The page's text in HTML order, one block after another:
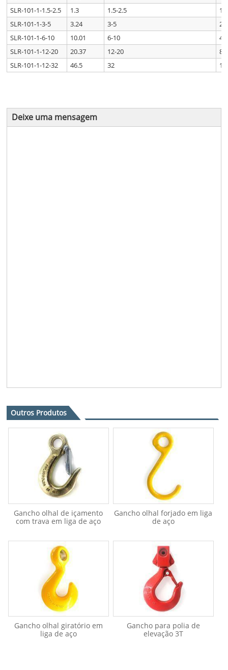
SLR-101-1-1.5-2.5
1.3 1.5-2.5
10
SLR-101-1-3-5
3.24 3-5
20
SLR-101-1-6-10
10.01 6-10
40
SLR-101-1-12-20
20.37 12-20
80
SLR-101-1-12-32
46.5 32
Deixe uma mensagem
Outros Produtos
Gancho olhal de içamento
com trava em liga de aço
Gancho olhal forjado em liga
de aço
Gancho olhal giratório em
liga de aço
Gancho para polia de
elevação 3T